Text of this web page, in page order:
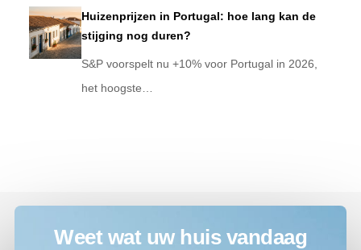
Huizenprijzen in Portugal: hoe lang kan de
stijging nog duren?
S&P voorspelt nu +10% voor Portugal in 2026,
het hoogste…
Weet wat uw huis vandaag